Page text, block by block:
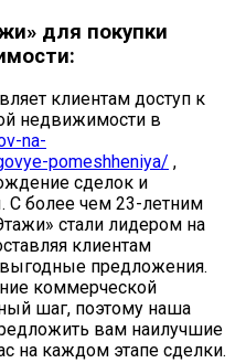
для покупки
клиентам доступ к
недвижимости в
na-
pomeshheniya/ ,
сделок и
С более чем 23-летним
стали лидером на
клиентам
предложения.
коммерческой
шаг, поэтому наша
вам наилучшие
на каждом этапе сделки.